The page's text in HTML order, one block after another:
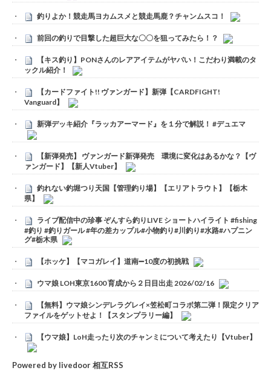
釣りよか！競走馬ヨカムスメと競走馬鹿？チャンムスコ！
前回の釣りで目撃した超巨大な〇〇を狙ってみたら！？
【キス釣り】PONさんのレアアイテムがヤバい！こだわり満載のタ
ックル紹介！
【カードファイト!! ヴァンガード】新弾【CARDFIGHT!
Vanguard】
新弾デッキ紹介『ラッカアーマード』を１分で解説！ #デュエマ
【新弾発売】 ヴァンガード新弾発売 環境に変化はあるかな？【ヴ
ァンガード】【新人Vtuber】
釣れない釣堀つり天国【管理釣り場】【エリアトラウト】【栃木
県】
ライブ配信中の珍事 ぞんすら釣りLIVE ショートハイライト #fishing
#釣り #釣りガール #年の差カップル#小物釣り#川釣り#水路#ハプニン
グ#栃木県
【ホッケ】【マコガレイ】道南➖10度の初挑戦
ウマ娘 LOH東京1600 育成から２日目出走 2026/02/16
【無料】ウマ娘シンデレラグレイ×笠松町コラボ第二弾！限定クリア
ファイルをゲットせよ！【スタンプラリー編】
【ウマ娘】LoH走ったり次のチャンミについて考えたり【Vtuber】
Powered by livedoor 相互RSS